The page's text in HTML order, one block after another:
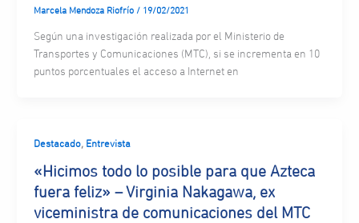
Marcela Mendoza Riofrío / 19/02/2021
Según una investigación realizada por el Ministerio de
Transportes y Comunicaciones (MTC), si se incrementa en 10
puntos porcentuales el acceso a Internet en
Destacado, Entrevista
«Hicimos todo lo posible para que Azteca
fuera feliz» – Virginia Nakagawa, ex
viceministra de comunicaciones del MTC